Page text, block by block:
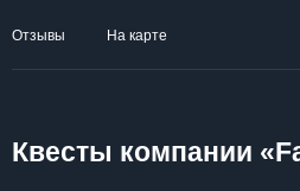
Отзывы На карте
Квесты компании